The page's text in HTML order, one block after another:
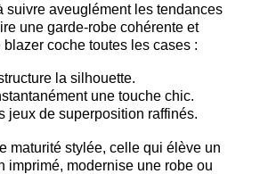
suivre aveuglément les tendances
une garde-robe cohérente et
blazer coche toutes les cases :
structure la silhouette.
une touche chic.
jeux de superposition raffinés.
maturité stylée, celle qui élève un
imprimé, modernise une robe ou